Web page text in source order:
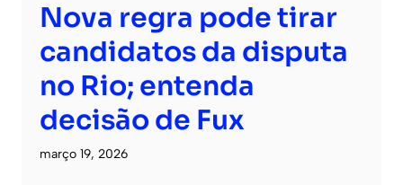
Nova regra pode tirar
candidatos da disputa
no Rio; entenda
decisão de Fux
março 19, 2026